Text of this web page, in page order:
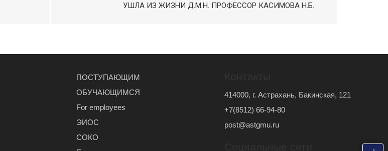
УШЛА ИЗ ЖИЗНИ Д.М.Н. ПРОФЕССОР КАСИМОВА Н.Б.
ПОСТУПАЮЩИМ
ОБУЧАЮЩИМСЯ
For employees
ЭИОС
СОКО
414000, г. Астрахань, Бакинская, 121
+7(8512) 66-94-80
post@astgmu.ru